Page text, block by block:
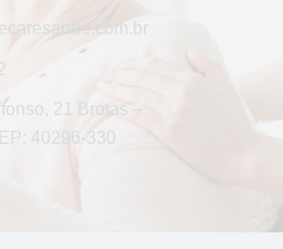
21 Brotas –
40296-330